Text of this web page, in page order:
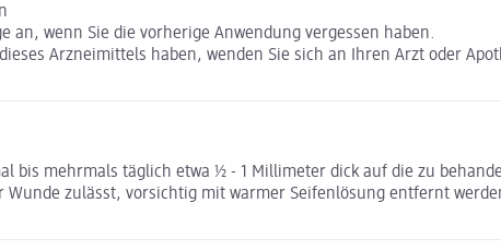
an, wenn Sie die vorherige Anwendung vergessen haben.
Arzneimittels haben, wenden Sie sich an Ihren Arzt oder
bis mehrmals täglich etwa ½ - 1 Millimeter dick auf die zu
Wunde zulässt, vorsichtig mit warmer Seifenlösung entfernt